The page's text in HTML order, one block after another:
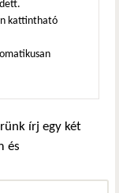
kattintható
írj egy két
és